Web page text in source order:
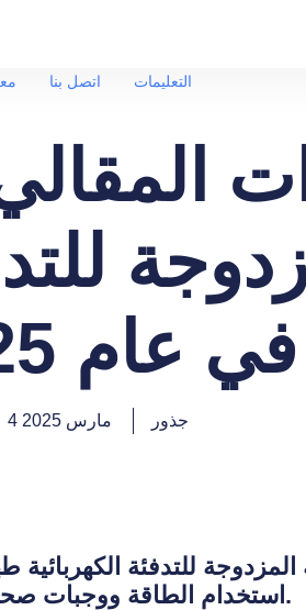
اتصل بنا التعليمات
في عام 2025
جذور
المزدوجة للتدفئة
استخدام الطاقة ووجبات صحية مع الحد الأدنى من الزيت للأسر المزدحمة.